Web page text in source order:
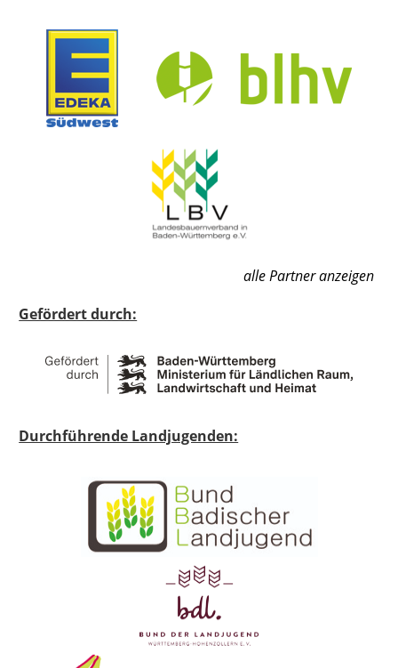
alle Partner anzeigen
Gefördert durch:
Durchführende Landjugenden: